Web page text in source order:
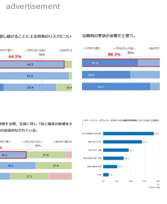
advertisement